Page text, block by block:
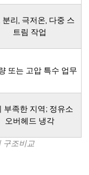
구조비교
분리, 극저온, 다중 스
트림 작업
또는 고압 특수 업무
부족한 지역; 정유소
오버헤드 냉각